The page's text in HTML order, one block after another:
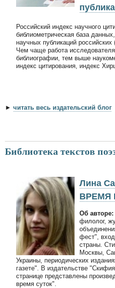
Российский индекс научного
библиометрическая база
научных публикаций
Чем чаще работа
библиографии, тем выше
индекс цитирования, индекс
► читать весь издательский блог
Библиотека текстов
Лина
ВРЕМЯ
Об авторе:
филолог,
фест",
страны.
Москвы,
Украины, периодических
газете". В издательстве
странице представлены
время суток".